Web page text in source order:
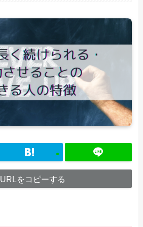
URLをコピーする